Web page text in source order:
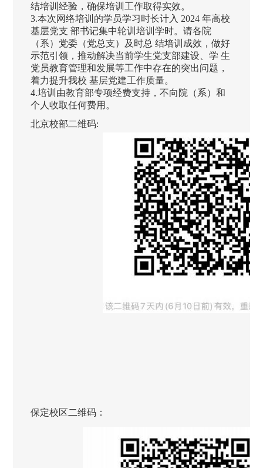
结培训经验，确保培训工作取得实效。
3.本次网络培训的学员学习时长计入 2024 年高校
基层党支 部书记集中轮训培训学时。请各院
（系）党委（党总支）及时总 结培训成效，做好
示范引领，推动解决当前学生党支部建设、学 生
党员教育管理和发展等工作中存在的突出问题，
着力提升我校 基层党建工作质量。
4.培训由教育部专项经费支持，不向院（系）和
个人收取任何费用。
北京校部二维码:
保定校区二维码：